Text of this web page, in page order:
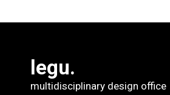
legu.
multidisciplinary design office